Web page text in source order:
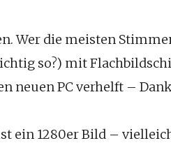
Wer die meisten
so?) mit
neuen PC verhelft –
ein 1280er Bild –